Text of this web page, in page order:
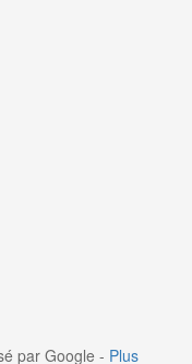
par Google - Plus